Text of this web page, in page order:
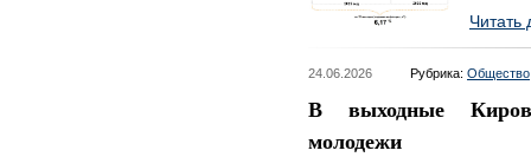
Читать
24.06.2026 Рубрика: Общество
В выходные
молодежи